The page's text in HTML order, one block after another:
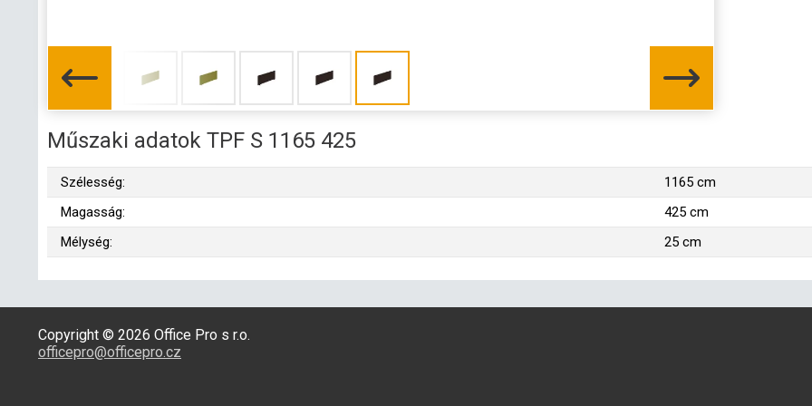
Műszaki adatok TPF S 1165 425
Szélesség:
1165 cm
Magasság:
425 cm
Mélység:
25 cm
Copyright © 2026 Office Pro s r.o.
officepro@officepro.cz